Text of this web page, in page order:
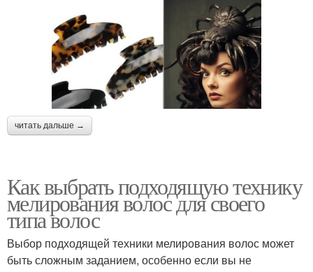
читать дальше →
Как выбрать подходящую технику
мелирования волос для своего
типа волос
Выбор подходящей техники мелирования волос может
быть сложным заданием, особенно если вы не